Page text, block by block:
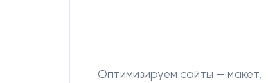
Оптимизируем сайты — макет,